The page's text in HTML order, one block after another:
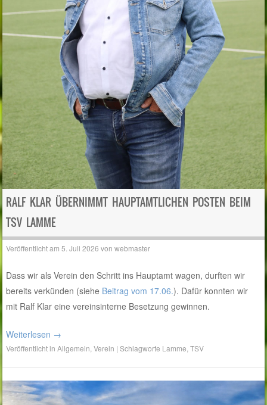
RALF KLAR ÜBERNIMMT HAUPTAMTLICHEN POSTEN BEIM
TSV LAMME
Veröffentlicht am5. Juli 2026 vonwebmaster
Dass wir als Verein den Schritt ins Hauptamt wagen, durften wir
bereits verkünden (siehe Beitrag vom 17.06.). Dafür konnten wir
mit Ralf Klar eine vereinsinterne Besetzung gewinnen.
Weiterlesen →
Veröffentlicht inAllgemein,Verein |Schlagworte Lamme,TSV